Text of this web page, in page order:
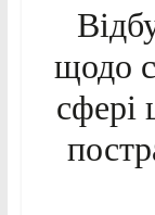
щодо
сфері